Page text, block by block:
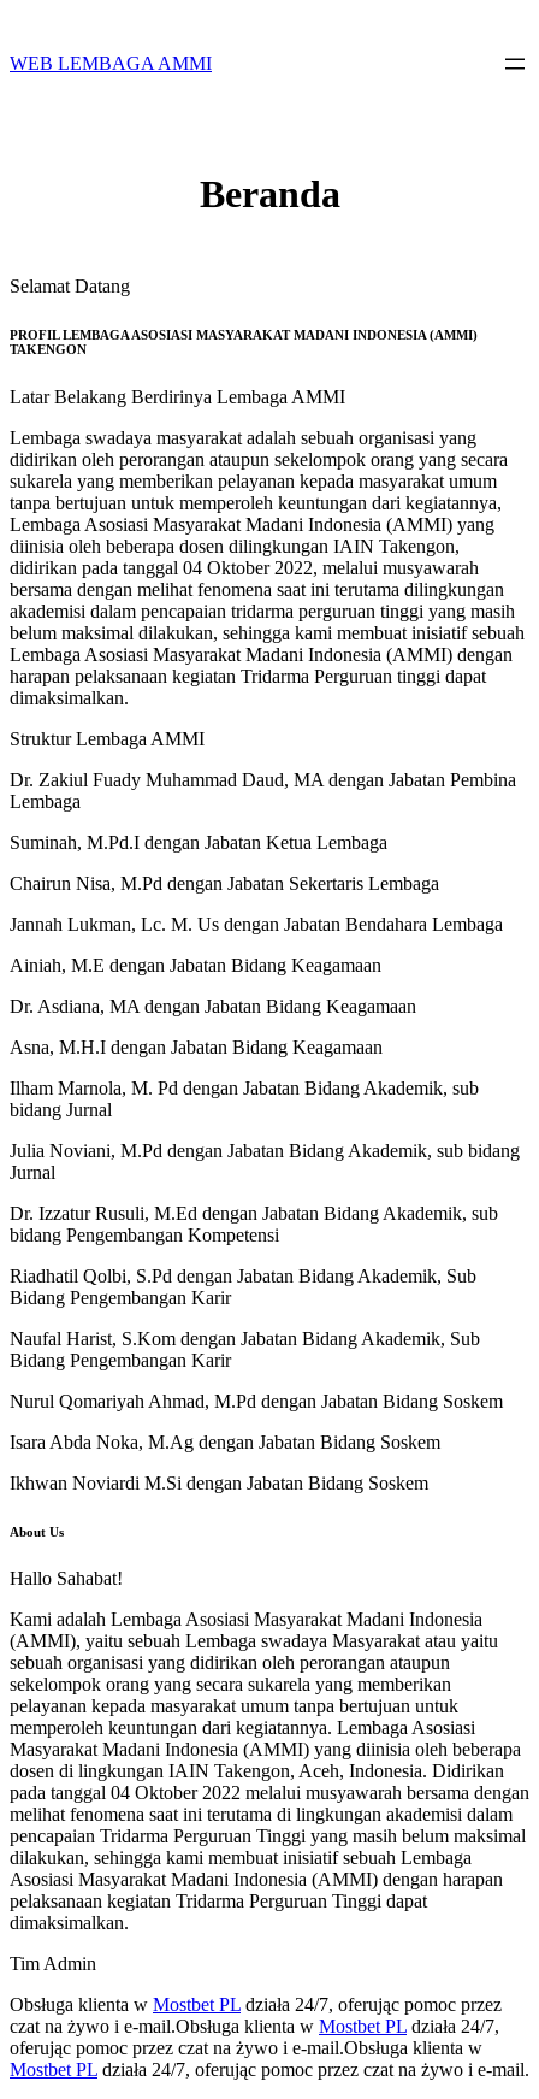
content
WEB LEMBAGA AMMI
Beranda
Selamat Datang
PROFIL LEMBAGA ASOSIASI MASYARAKAT MADANI INDONESIA (AMMI)
TAKENGON
Latar Belakang Berdirinya Lembaga AMMI
Lembaga swadaya masyarakat adalah sebuah organisasi yang
didirikan oleh perorangan ataupun sekelompok orang yang secara
sukarela yang memberikan pelayanan kepada masyarakat umum
tanpa bertujuan untuk memperoleh keuntungan dari kegiatannya,
Lembaga Asosiasi Masyarakat Madani Indonesia (AMMI) yang
diinisia oleh beberapa dosen dilingkungan IAIN Takengon,
didirikan pada tanggal 04 Oktober 2022, melalui musyawarah
bersama dengan melihat fenomena saat ini terutama dilingkungan
akademisi dalam pencapaian tridarma perguruan tinggi yang masih
belum maksimal dilakukan, sehingga kami membuat inisiatif sebuah
Lembaga Asosiasi Masyarakat Madani Indonesia (AMMI) dengan
harapan pelaksanaan kegiatan Tridarma Perguruan tinggi dapat
dimaksimalkan.
Struktur Lembaga AMMI
Dr. Zakiul Fuady Muhammad Daud, MA dengan Jabatan Pembina
Lembaga
Suminah, M.Pd.I dengan Jabatan Ketua Lembaga
Chairun Nisa, M.Pd dengan Jabatan Sekertaris Lembaga
Jannah Lukman, Lc. M. Us dengan Jabatan Bendahara Lembaga
Ainiah, M.E dengan Jabatan Bidang Keagamaan
Dr. Asdiana, MA dengan Jabatan Bidang Keagamaan
Asna, M.H.I dengan Jabatan Bidang Keagamaan
Ilham Marnola, M. Pd dengan Jabatan Bidang Akademik, sub
bidang Jurnal
Julia Noviani, M.Pd dengan Jabatan Bidang Akademik, sub bidang
Jurnal
Dr. Izzatur Rusuli, M.Ed dengan Jabatan Bidang Akademik, sub
bidang Pengembangan Kompetensi
Riadhatil Qolbi, S.Pd dengan Jabatan Bidang Akademik, Sub
Bidang Pengembangan Karir
Naufal Harist, S.Kom dengan Jabatan Bidang Akademik, Sub
Bidang Pengembangan Karir
Nurul Qomariyah Ahmad, M.Pd dengan Jabatan Bidang Soskem
Isara Abda Noka, M.Ag dengan Jabatan Bidang Soskem
Ikhwan Noviardi M.Si dengan Jabatan Bidang Soskem
About Us
Hallo Sahabat!
Kami adalah Lembaga Asosiasi Masyarakat Madani Indonesia
(AMMI), yaitu sebuah Lembaga swadaya Masyarakat atau yaitu
sebuah organisasi yang didirikan oleh perorangan ataupun
sekelompok orang yang secara sukarela yang memberikan
pelayanan kepada masyarakat umum tanpa bertujuan untuk
memperoleh keuntungan dari kegiatannya. Lembaga Asosiasi
Masyarakat Madani Indonesia (AMMI) yang diinisia oleh beberapa
dosen di lingkungan IAIN Takengon, Aceh, Indonesia. Didirikan
pada tanggal 04 Oktober 2022 melalui musyawarah bersama dengan
melihat fenomena saat ini terutama di lingkungan akademisi dalam
pencapaian Tridarma Perguruan Tinggi yang masih belum maksimal
dilakukan, sehingga kami membuat inisiatif sebuah Lembaga
Asosiasi Masyarakat Madani Indonesia (AMMI) dengan harapan
pelaksanaan kegiatan Tridarma Perguruan Tinggi dapat
dimaksimalkan.
Tim Admin
Obsługa klienta w Mostbet PL działa 24/7, oferując pomoc przez
czat na żywo i e-mail.Obsługa klienta w Mostbet PL działa 24/7,
oferując pomoc przez czat na żywo i e-mail.Obsługa klienta w
Mostbet PL działa 24/7, oferując pomoc przez czat na żywo i e-mail.